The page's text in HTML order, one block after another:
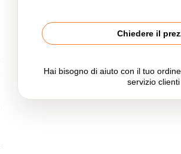
Chiedere il
Hai bisogno di aiuto con il tuo
servizio clienti